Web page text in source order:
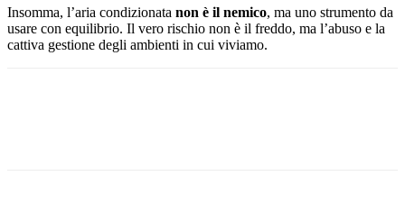
Insomma, l’aria condizionata non è il nemico, ma uno strumento da
usare con equilibrio. Il vero rischio non è il freddo, ma l’abuso e la
cattiva gestione degli ambienti in cui viviamo.